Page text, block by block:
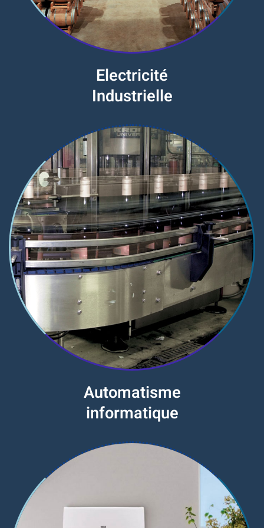
Electricité
Industrielle
Automatisme
informatique